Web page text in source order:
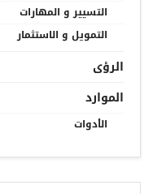
التسيير و المهارات
التمويل و الاستثمار
الرؤى
الموارد
الأدوات